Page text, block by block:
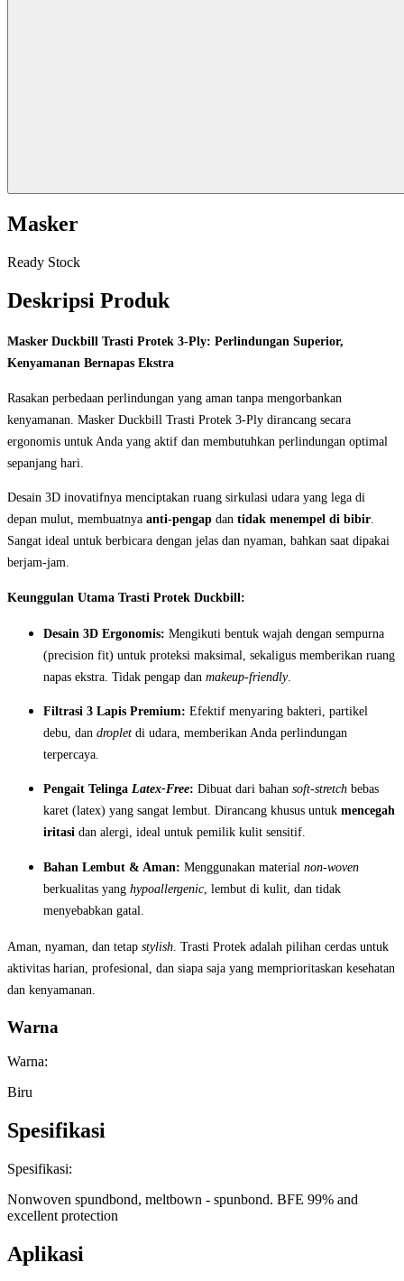
Masker
Ready Stock
Deskripsi Produk
Masker Duckbill Trasti Protek 3-Ply: Perlindungan Superior,
Kenyamanan Bernapas Ekstra
Rasakan perbedaan perlindungan yang aman tanpa mengorbankan
kenyamanan. Masker Duckbill Trasti Protek 3-Ply dirancang secara
ergonomis untuk Anda yang aktif dan membutuhkan perlindungan optimal
sepanjang hari.
Desain 3D inovatifnya menciptakan ruang sirkulasi udara yang lega di
depan mulut, membuatnya anti-pengap dan tidak menempel di bibir.
Sangat ideal untuk berbicara dengan jelas dan nyaman, bahkan saat dipakai
berjam-jam.
Keunggulan Utama Trasti Protek Duckbill:
Desain 3D Ergonomis: Mengikuti bentuk wajah dengan sempurna
(precision fit) untuk proteksi maksimal, sekaligus memberikan ruang
napas ekstra. Tidak pengap dan makeup-friendly.
Filtrasi 3 Lapis Premium: Efektif menyaring bakteri, partikel
debu, dan droplet di udara, memberikan Anda perlindungan
terpercaya.
Pengait Telinga Latex-Free: Dibuat dari bahan soft-stretch bebas
karet (latex) yang sangat lembut. Dirancang khusus untuk mencegah
iritasi dan alergi, ideal untuk pemilik kulit sensitif.
Bahan Lembut & Aman: Menggunakan material non-woven
berkualitas yang hypoallergenic , lembut di kulit, dan tidak
menyebabkan gatal.
Aman, nyaman, dan tetap stylish . Trasti Protek adalah pilihan cerdas untuk
aktivitas harian, profesional, dan siapa saja yang memprioritaskan kesehatan
dan kenyamanan.
Warna
Warna:
Biru
Spesifikasi
Spesifikasi:
Nonwoven spundbond, meltbown - spunbond. BFE 99% and
excellent protection
Aplikasi